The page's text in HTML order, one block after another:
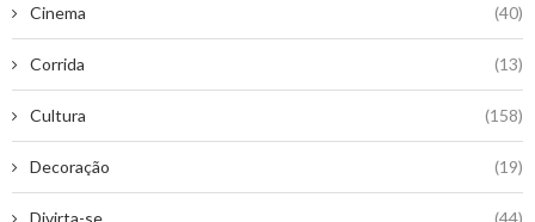
Cinema (40)
Corrida (13)
Cultura (158)
Decoração (19)
Divirta-se (44)